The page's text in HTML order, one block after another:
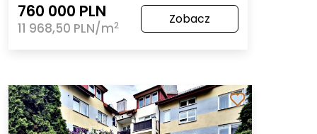
760 000 PLN
11 968,50 PLN/m2 Zobacz